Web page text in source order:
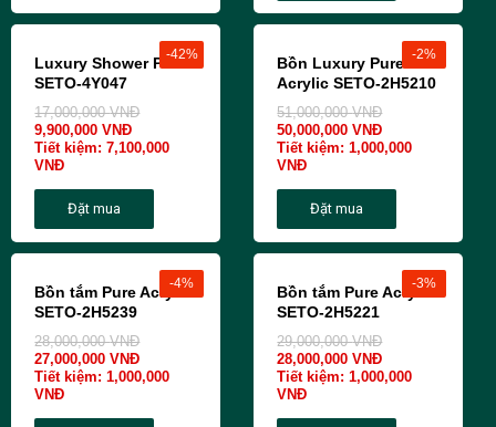
-42%
Luxury Shower Panel
SETO-4Y047
17,000,000VNĐ
9,900,000VNĐ
Tiết kiệm:7,100,000
VNĐ
Đặt mua
-2%
Bồn Luxury Pure
Acrylic SETO-2H5210
51,000,000VNĐ
50,000,000VNĐ
Tiết kiệm:1,000,000
VNĐ
Đặt mua
-4%
Bồn tắm Pure Acrylic
SETO-2H5239
28,000,000VNĐ
27,000,000VNĐ
Tiết kiệm:1,000,000
VNĐ
-3%
Bồn tắm Pure Acrylic
SETO-2H5221
29,000,000VNĐ
28,000,000VNĐ
Tiết kiệm:1,000,000
VNĐ